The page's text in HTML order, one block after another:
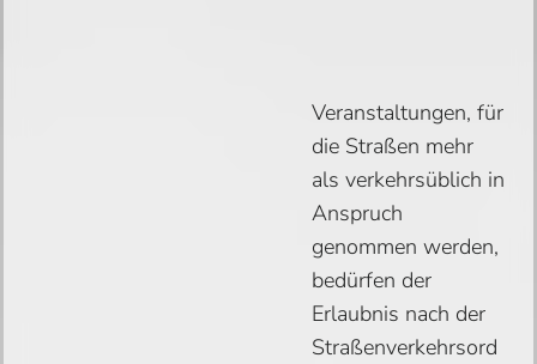
Veranstaltungen, für
die Straßen mehr
als verkehrsüblich in
Anspruch
genommen werden,
bedürfen der
Erlaubnis nach der
Straßenverkehrsord